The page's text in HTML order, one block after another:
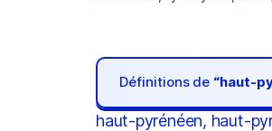
Définitions de “haut-
haut-pyrénéen, haut-